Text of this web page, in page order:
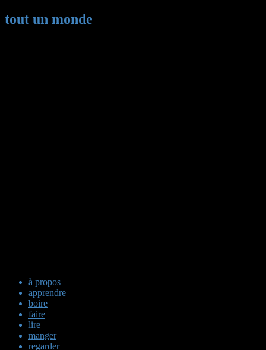
tout un monde
à propos
apprendre
boire
faire
lire
manger
regarder